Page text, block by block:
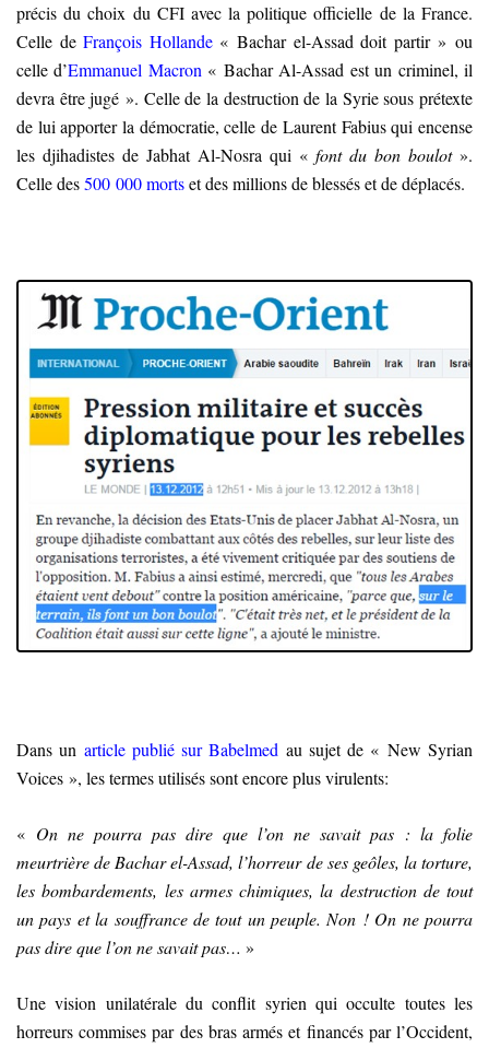
précis du choix du CFI avec la politique officielle de la France.
Celle deFrançois Hollande« Bachar el-Assad doit partir » ou
celle d’Emmanuel Macron« Bachar Al-Assad est un criminel, il
devra être jugé ». Celle de la destruction de la Syrie sous prétexte
de lui apporter la démocratie, celle de Laurent Fabius qui encense
les djihadistes de Jabhat Al-Nosra qui « font du bon boulot».
Celle des500 000 mortset des millions de blessés et de déplacés.
Dans un article publié sur Babelmed au sujet de « New Syrian
Voices », les termes utilisés sont encore plus virulents:
« On ne pourra pas dire que l’on ne savait pas : la folie
meurtrière de Bachar el-Assad, l’horreur de ses geôles, la torture,
les bombardements, les armes chimiques, la destruction de tout
un pays et la souffrance de tout un peuple. Non ! On ne pourra
pas dire que l’on ne savait pas… »
Une vision unilatérale du conflit syrien qui occulte toutes les
horreurs commises par des bras armés et financés par l’Occident,